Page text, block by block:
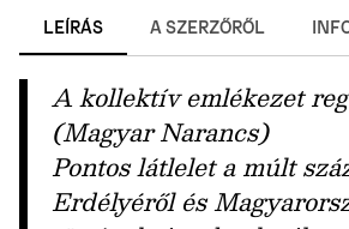
LEÍRÁS A SZERZŐRŐL
A kollektív emlékezet
(Magyar Narancs)
Pontos látlelet a múlt
Erdélyéről és